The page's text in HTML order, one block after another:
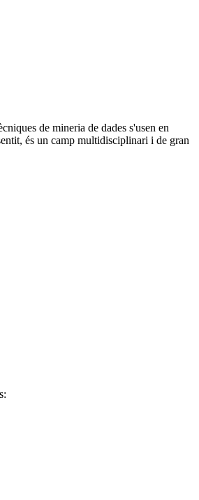
de mineria de dades s'usen en
és un camp multidisciplinari i de gran